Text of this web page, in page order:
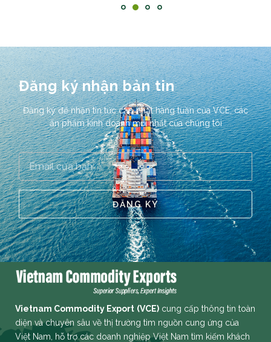
Đăng ký nhận bản tin
Đăng ký để nhận tin tức cập nhật hàng tuần của VCE, các
ấn phẩm kinh doanh mới nhất của chúng tôi
ĐĂNG KÝ
Vietnam Commodity Export (VCE) cung cấp thông tin toàn
diện và chuyên sâu về thị trường tìm nguồn cung ứng của
Việt Nam, hỗ trợ các doanh nghiệp Việt Nam tìm kiếm khách